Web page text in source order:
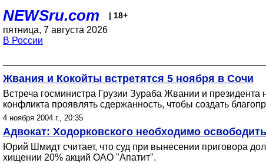
NEWSru.com | 18+
пятница, 7 августа 2026
В России
Жвания и Кокойты встретятся 5 ноября в Сочи
Встреча госминистра Грузии Зураба Жвании и
конфликта проявлять сдержанность, чтобы создать
4 ноября 2004 г., 20:35
Адвокат: Ходорковского необходимо
Юрий Шмидт считает, что суд при вынесении приговора
хищении 20% акций ОАО "Апатит".